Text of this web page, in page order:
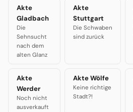
Akte
Gladbach
Die
Sehnsucht
nach dem
alten Glanz
Akte
Stuttgart
Die Schwaben
sind zurück
Akte
Werder
Noch nicht
ausverkauft
Akte Wölfe
Keine richtige
Stadt?!